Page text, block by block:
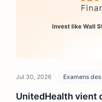
Jul 30, 2026 Examens
UnitedHealth vient